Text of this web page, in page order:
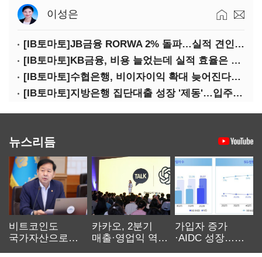
이성은
[IB토마토]JB금융 RORWA 2% 돌파…실적 견인은 은행 아닌 캐피탈
[IB토마토]KB금융, 비용 늘었는데 실적 효율은 개선…증권 호황 효과
[IB토마토]수협은행, 비이자이익 확대 늦어진다…공모운용사 인가 연말로
[IB토마토]지방은행 집단대출 성장 '제동'…입주절벽에 반사이익도 희박
뉴스리듬
비트코인도
국가자산으로…'
카카오, 2분기
매출·영업익 역대
가입자 증가
·AIDC 성장…